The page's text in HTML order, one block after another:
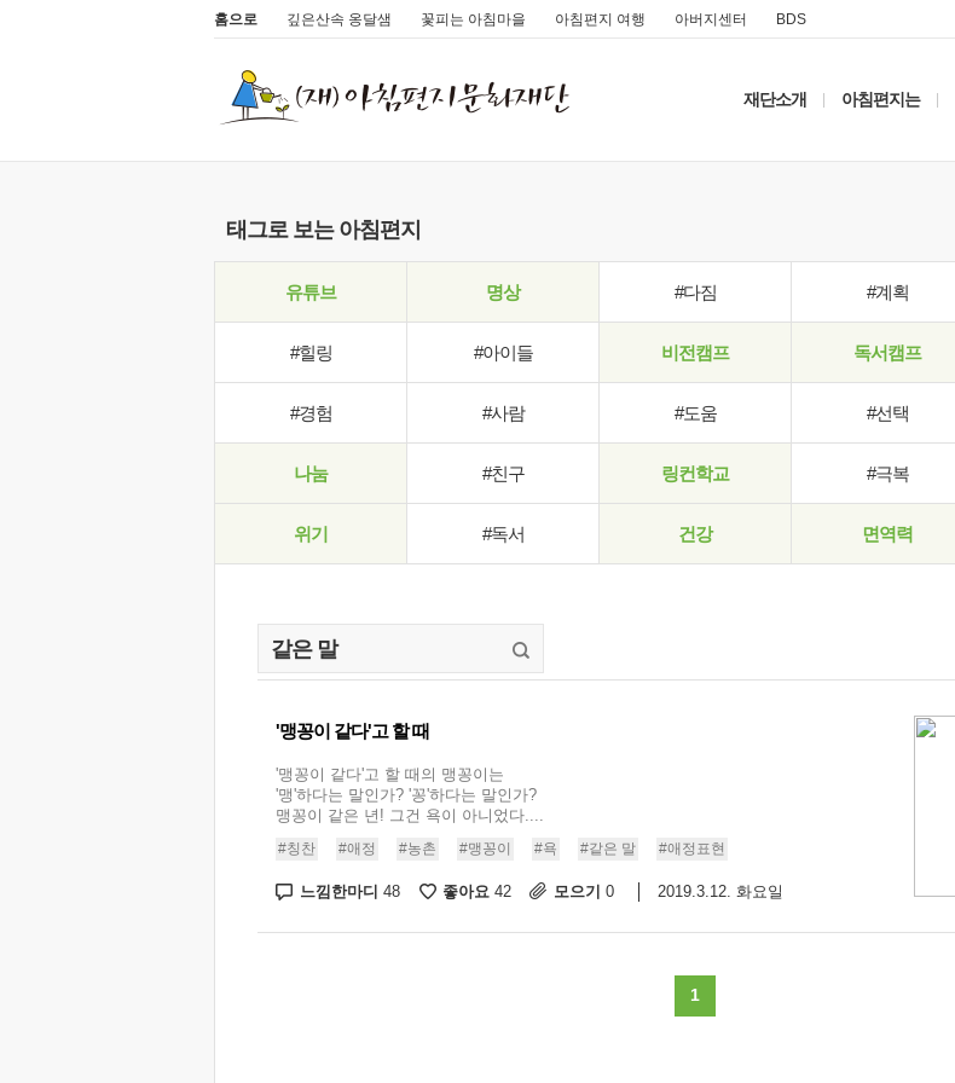
홈으로 깊은산속 옹달샘 꽃피는 아침마을 아침편지 여행 아버지센터 BDS
재단소개 아침편지는
태그로 보는 아침편지
유튜브 명상 #다짐 #계획
#힐링 #아이들 비전캠프 독서캠프
#경험 #사람 #도움 #선택
나눔 #친구 링컨학교 #극복
위기 #독서 건강 면역력
'맹꽁이 같다'고 할 때
'맹꽁이 같다'고 할 때의 맹꽁이는
'맹'하다는 말인가? '꽁'하다는 말인가?
맹꽁이 같은 년! 그건 욕이 아니었다....
#칭찬 #애정 #농촌 #맹꽁이 #욕 #같은 말 #애정표현
느낌한마디 48 좋아요 42 모으기 0 2019.3.12. 화요일
1